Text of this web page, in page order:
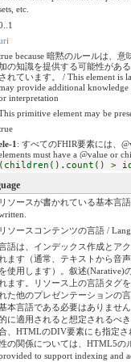
etc.
because 暗黙のルールは、
の知識を提供する可能性があ
されています。 / This element is
provide additional knowledge
interpretation
primitive element may be
1 : すべてのFHIR要素には、
must have a @value or
(children().count() >
リソースが書かれている基本言
リソースコンテンツの言語 /
語は、インデックス作成とア
ます（通常、テキストから音
を使用します）。叙述(Narative)
ます。リソース上の言語タグ
た他のプレゼンテーションの
本言語である必要はありませ
に適用されると想定されるべ
、HTMLのDIV要素にも指定
の関係については、HTML5の
to support indexing and